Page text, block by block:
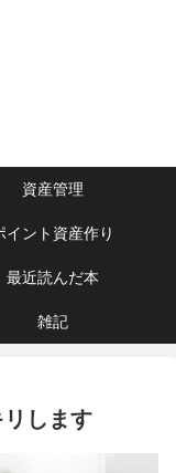
資産管理
イント資産作り
最近読んだ本
雑記
します